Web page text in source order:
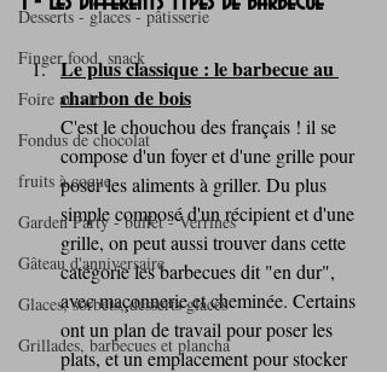
Desserts - glaces - pâtisserie
Finger food, snack
Foire au vin
Fondus de chocolat
fruits à coque
Garden Party - buffet - Verrines
Gâteau d'anniversaire
Glaces, sorbets, desserts glacés
Grillades, barbecues et plancha
Le plus classique : le barbecue au
charbon de bois
C'est le chouchou des français ! il se
compose d'un foyer et d'une grille pour
poser les aliments à griller. Du plus
simple composé d'un récipient et d'une
grille, on peut aussi trouver dans cette
catégorie les barbecues dit "en dur",
avec maçonnerie et cheminée. Certains
ont un plan de travail pour poser les
plats, et un emplacement pour stocker